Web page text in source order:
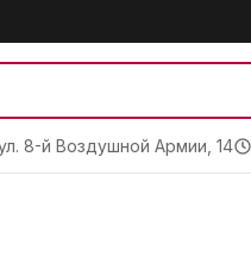
8-й Воздушной Армии, 14